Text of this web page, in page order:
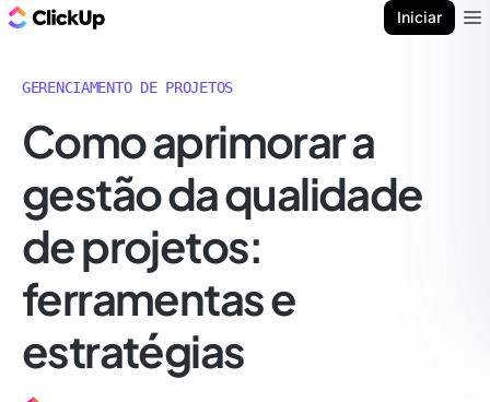
Iniciar
GERENCIAMENTO DE PROJETOS
Como aprimorar a
gestão da qualidade
de projetos:
ferramentas e
estratégias